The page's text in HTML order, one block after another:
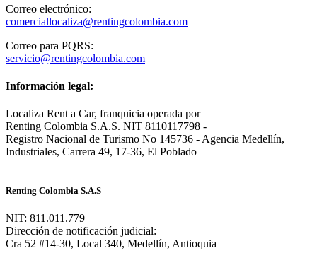
Correo electrónico:
comerciallocaliza@rentingcolombia.com
Correo para PQRS:
servicio@rentingcolombia.com
Información legal:
Localiza Rent a Car, franquicia operada por
Renting Colombia S.A.S. NIT 8110117798 -
Registro Nacional de Turismo No 145736 - Agencia Medellín,
Industriales, Carrera 49, 17-36, El Poblado
Renting Colombia S.A.S
NIT: 811.011.779
Dirección de notificación judicial:
Cra 52 #14-30, Local 340, Medellín, Antioquia